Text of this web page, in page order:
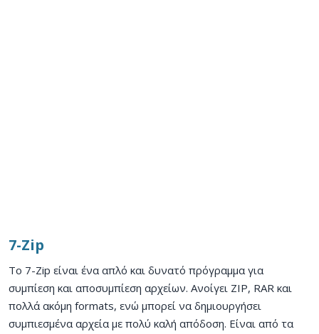
7-Zip
Το 7-Zip είναι ένα απλό και δυνατό πρόγραμμα για
συμπίεση και αποσυμπίεση αρχείων. Ανοίγει ZIP, RAR και
πολλά ακόμη formats, ενώ μπορεί να δημιουργήσει
συμπιεσμένα αρχεία με πολύ καλή απόδοση. Είναι από τα